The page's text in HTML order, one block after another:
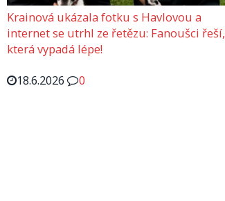
Krainová ukázala fotku s Havlovou a
internet se utrhl ze řetězu: Fanoušci řeší,
která vypadá lépe!
18.6.2026
0